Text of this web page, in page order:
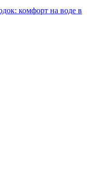
комфорт на воде в